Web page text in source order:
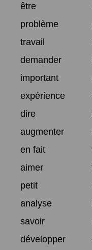
être
problème
travail
demander
important
expérience
dire
augmenter
en fait
aimer
petit
analyse
savoir
développer